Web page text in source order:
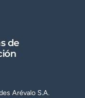
de
Arévalo S.A.